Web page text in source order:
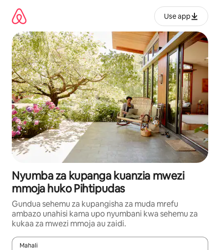
kwenda
kwenye
maudhui
Use app
Nyumba za kupanga kuanzia mwezi
mmoja huko Pihtipudas
Gundua sehemu za kupangisha za muda mrefu
ambazo unahisi kama upo nyumbani kwa sehemu za
kukaa za mwezi mmoja au zaidi.
Mahali